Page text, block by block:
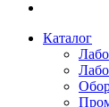
Каталог